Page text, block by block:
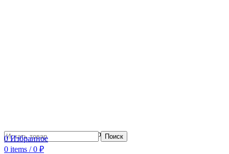
Сотрудничество с дизайнерамиПоиск
0Избранное
0 items / 0 ₽